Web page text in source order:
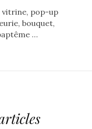
vitrine, pop-up
bouquet,
…